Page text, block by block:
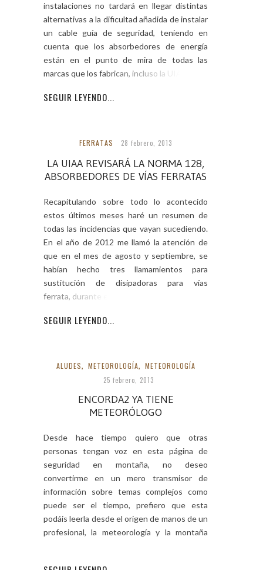
instalaciones no tardará en llegar distintas
alternativas a la dificultad añadida de instalar
un cable guía de seguridad, teniendo en
cuenta que los absorbedores de energía
están en el punto de mira de todas las
marcas que los fabrican, incluso la UIAA está
SEGUIR LEYENDO...
FERRATAS 28 febrero, 2013
LA UIAA REVISARÁ LA NORMA 128,
ABSORBEDORES DE VÍAS FERRATAS
Recapitulando sobre todo lo acontecido
estos últimos meses haré un resumen de
todas las incidencias que vayan sucediendo.
En el año de 2012 me llamó la atención de
que en el mes de agosto y septiembre, se
habían hecho tres llamamientos para
sustitución de disipadoras para vías
ferrata, durante ese año,
SEGUIR LEYENDO...
ALUDES, METEOROLOGÍA, METEOROLOGÍA
25 febrero, 2013
ENCORDA2 YA TIENE
METEORÓLOGO
Desde hace tiempo quiero que otras
personas tengan voz en esta página de
seguridad en montaña, no deseo
convertirme en un mero transmisor de
información sobre temas complejos como
puede ser el tiempo, prefiero que esta
podáis leerla desde el origen de manos de un
profesional, la meteorología y la montaña